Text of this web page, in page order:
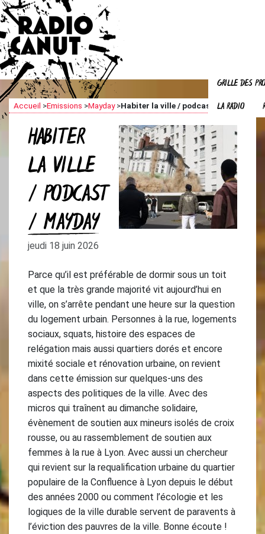
GRILLE DES
LA RADIO
Accueil >Emissions >Mayday>Habiter la ville / podcast / Mayday
HABITER
LA VILLE
/ PODCAST
/ MAYDAY
jeudi 18 juin 2026
Parce qu’il est préférable de dormir sous un toit
et que la très grande majorité vit aujourd’hui en
ville, on s’arrête pendant une heure sur la question
du logement urbain. Personnes à la rue, logements
sociaux, squats, histoire des espaces de
relégation mais aussi quartiers dorés et encore
mixité sociale et rénovation urbaine, on revient
dans cette émission sur quelques-uns des
aspects des politiques de la ville. Avec des
micros qui traînent au dimanche solidaire,
évènement de soutien aux mineurs isolés de croix
rousse, ou au rassemblement de soutien aux
femmes à la rue à Lyon. Avec aussi un chercheur
qui revient sur la requalification urbaine du quartier
populaire de la Confluence à Lyon depuis le début
des années 2000 ou comment l’écologie et les
logiques de la ville durable servent de paravents à
l’éviction des pauvres de la ville. Bonne écoute !